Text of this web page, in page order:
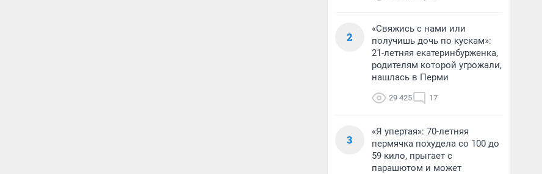
2
«Свяжись с нами или
получишь дочь по кускам»:
21-летняя екатеринбурженка,
родителям которой угрожали,
нашлась в Перми
29 425 17
3
«Я упертая»: 70-летняя
пермячка похудела со 100 до
59 кило, прыгает с
парашютом и может